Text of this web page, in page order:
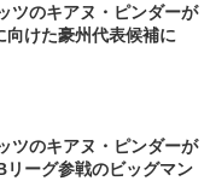
ツのキアヌ・ピンダーが
けた豪州代表候補に
ツのキアヌ・ピンダーが
ーグ参戦のビッグマン